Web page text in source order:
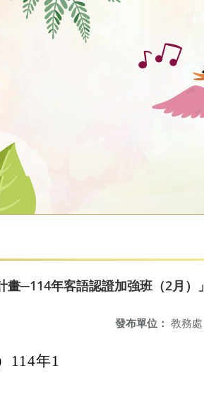
─114年客語認證加強班（2月）」
發布單位： 教務處
114年1